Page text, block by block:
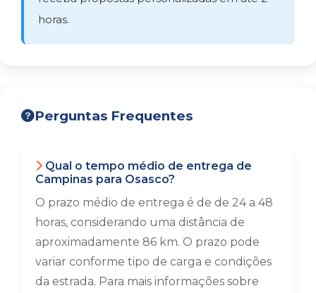
horas.
Perguntas Frequentes
Qual o tempo médio de entrega de
Campinas para Osasco?
O prazo médio de entrega é de de 24 a 48
horas, considerando uma distância de
aproximadamente 86 km. O prazo pode
variar conforme tipo de carga e condições
da estrada. Para mais informações sobre